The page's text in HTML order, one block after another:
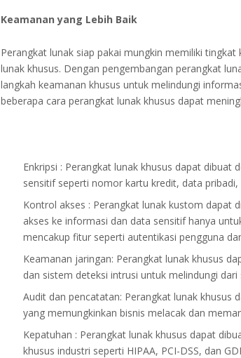
Keamanan yang Lebih Baik
Perangkat lunak siap pakai mungkin memiliki
lunak khusus. Dengan pengembangan perangkat
langkah keamanan khusus untuk melindungi
beberapa cara perangkat lunak khusus dapat
Enkripsi : Perangkat lunak khusus dapat dibuat
sensitif seperti nomor kartu kredit, data pribadi,
Kontrol akses : Perangkat lunak kustom dapat
akses ke informasi dan data sensitif hanya
mencakup fitur seperti autentikasi pengguna
Keamanan jaringan: Perangkat lunak khusus
dan sistem deteksi intrusi untuk melindungi dari
Audit dan pencatatan: Perangkat lunak khusus
yang memungkinkan bisnis melacak dan
Kepatuhan : Perangkat lunak khusus dapat
khusus industri seperti HIPAA, PCI-DSS, dan